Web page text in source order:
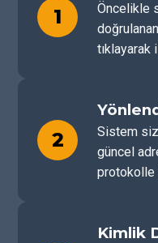
1
Öncelikle
tıklayarak
2
Sistem
güncel
protokolle
Kimlik